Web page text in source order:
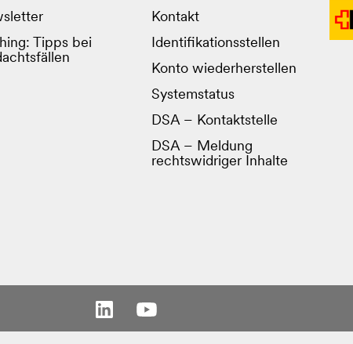
Tipps bei
Kontakt
Identifikationsstellen
Konto wiederherstellen
Systemstatus
DSA – Kontaktstelle
DSA – Meldung
rechtswidriger Inhalte